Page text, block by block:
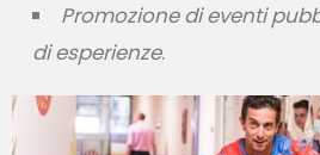
Promozione di eventi
di esperienze.